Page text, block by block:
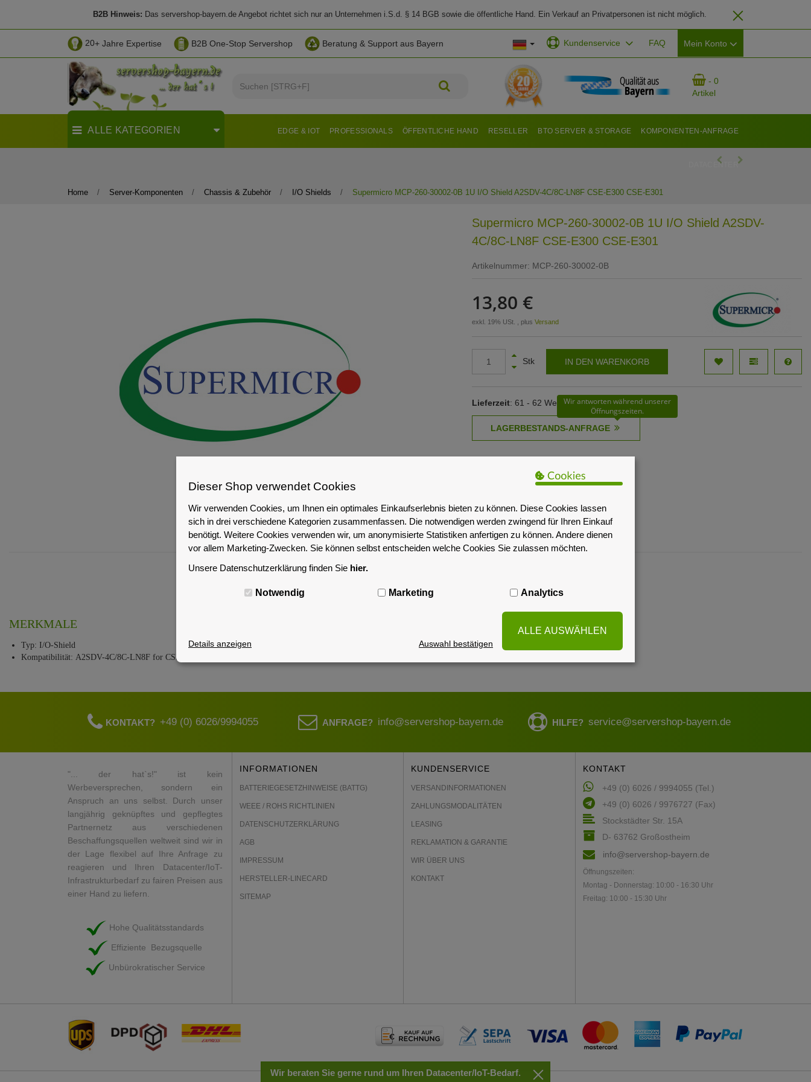
B2B Hinweis: Das servershop-bayern.de Angebot richtet sich nur an Unternehmen i.S.d. § 14 BGB sowie die öffentliche Hand. Ein Verkauf an Privatpersonen ist nicht möglich.
20+ Jahre Expertise B2B One-Stop Servershop Beratung & Support aus Bayern Mein Konto
EMAIL-ADRESSE
FAQ
Kundenservice
- 0
Artikel
ALLE KATEGORIEN KOMPONENTEN-ANFRAGE
BTO SERVER & STORAGE
RESELLER
ÖFFENTLICHE HAND
PROFESSIONALS
EDGE & IOT
DATACENTER
Home Server-Komponenten Chassis & Zubehör I/O Shields Supermicro MCP-260-30002-0B 1U I/O Shield A2SDV-4C/8C-LN8F CSE-E300 CSE-E301
Supermicro MCP-260-30002-0B 1U I/O Shield A2SDV-
4C/8C-LN8F CSE-E300 CSE-E301
Artikelnummer: MCP-260-30002-0B
13,80 €
exkl. 19% USt. , plus Versand
Stk IN DEN WARENKORB
Lieferzeit: 61 - 62 WerktageWir antworten während unserer
Öffnungszeiten.
BESCHREIBUNG
MERKMALE
Typ: I/O-Shield
Kompatibilität: A2SDV-4C/8C-LN8F for CSE-E300 / CSE-E301
KONTAKT? +49 (0) 6026/9994055 ANFRAGE? info@servershop-bayern.de HILFE? service@servershop-bayern.de
"... der hat`s!" ist kein
Werbeversprechen, sondern ein
Anspruch an uns selbst. Durch unser
langjährig geknüpftes und gepflegtes
Partnernetz aus verschiedenen
Beschaffungsquellen weltweit sind wir in
der Lage flexibel auf Ihre Anfrage zu
reagieren und Ihren Datacenter/IoT-
Infrastrukturbedarf zu fairen Preisen aus
einer Hand zu liefern.
Hohe Qualitätsstandards
Effiziente Bezugsquelle
Unbürokratischer Service
INFORMATIONEN
BATTERIEGESETZHINWEISE (BATTG)
WEEE / ROHS RICHTLINIEN
DATENSCHUTZERKLÄRUNG
AGB
IMPRESSUM
HERSTELLER-LINECARD
SITEMAP
KUNDENSERVICE
VERSANDINFORMATIONEN
ZAHLUNGSMODALITÄTEN
LEASING
REKLAMATION & GARANTIE
WIR ÜBER UNS
KONTAKT
KONTAKT
+49 (0) 6026 / 9994055 (Tel.)
+49 (0) 6026 / 9976727 (Fax)
Stockstädter Str. 15A
D- 63762 Großostheim
info@servershop-bayern.de
Öffnungszeiten:
Montag - Donnerstag: 10:00 - 16:30 Uhr
Freitag: 10:00 - 15:30 Uhr
Wir beraten Sie gerne rund um Ihren Datacenter/IoT-Bedarf.
Dieser Shop verwendet Cookies
Wir verwenden Cookies, um Ihnen ein optimales Einkaufserlebnis bieten zu können. Diese Cookies lassen
sich in drei verschiedene Kategorien zusammenfassen. Die notwendigen werden zwingend für Ihren Einkauf
benötigt. Weitere Cookies verwenden wir, um anonymisierte Statistiken anfertigen zu können. Andere dienen
vor allem Marketing-Zwecken. Sie können selbst entscheiden welche Cookies Sie zulassen möchten.
Unsere Datenschutzerklärung finden Sie hier.
Notwendig Marketing Analytics
Details anzeigen Auswahl bestätigen
ALLE AUSWÄHLEN